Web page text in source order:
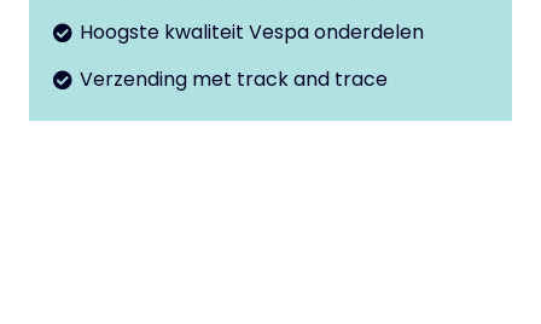
Hoogste kwaliteit Vespa onderdelen
Verzending met track and trace